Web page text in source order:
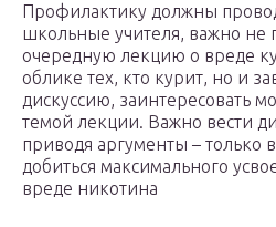
Профилактику должны
школьные учителя, важно не
очередную лекцию о вреде
облике тех, кто курит, но и
дискуссию, заинтересовать
темой лекции. Важно вести
приводя аргументы – только
добиться максимального
вреде никотина